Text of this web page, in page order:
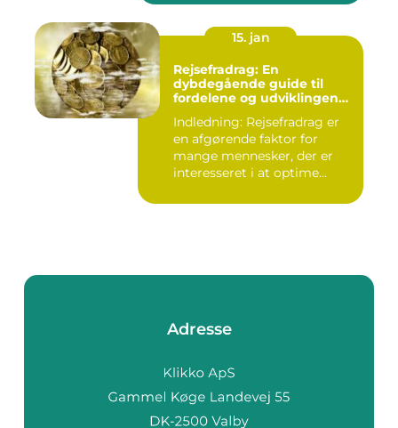
15. jan
Rejsefradrag: En
dybdegående guide til
fordelene og udviklingen
Indledning: Rejsefradrag er
en afgørende faktor for
mange mennesker, der er
interesseret i at optime...
Adresse